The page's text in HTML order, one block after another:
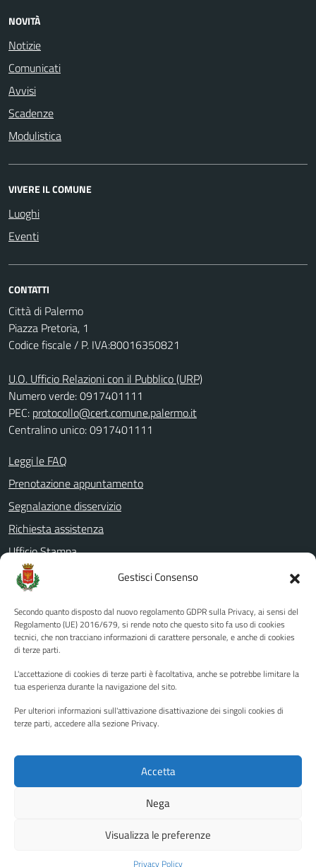
Gestisci Consenso
Secondo quanto disposto dal nuovo regolamento GDPR sulla Privacy, ai sensi del
Regolamento (UE) 2016/679, si rende noto che questo sito fa uso di cookies
tecnici, che non tracciano informazioni di carattere personale, e anche di cookies
di terze parti.
L'accettazione di cookies di terze parti è facoltativa, anche se potrebbe limitare la
tua esperienza durante la navigazione del sito.
Per ulteriori informazioni sull'attivazione disattivazione dei singoli cookies di
terze parti, accedere alla sezione Privacy.
Accetta
Nega
Visualizza le preferenze
Privacy Policy
NOVITÀ
Notizie
Comunicati
Avvisi
Scadenze
Modulistica
VIVERE IL COMUNE
Luoghi
Eventi
CONTATTI
Città di Palermo
Piazza Pretoria, 1
Codice fiscale / P. IVA:80016350821
U.O. Ufficio Relazioni con il Pubblico (URP)
Numero verde: 0917401111
PEC: protocollo@cert.comune.palermo.it
Centralino unico: 0917401111
Leggi le FAQ
Prenotazione appuntamento
Segnalazione disservizio
Richiesta assistenza
Ufficio Stampa
Amministrazione Trasparente
Albo pretorio
Informativa privacy
Note legali
Piano di miglioramento del sito
Instagram